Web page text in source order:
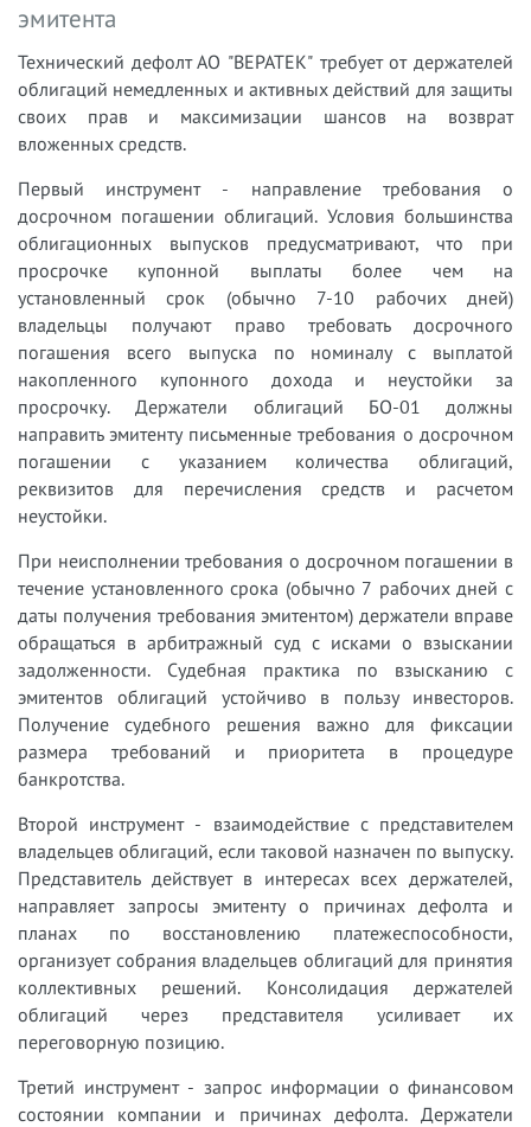
эмитента
Технический дефолт АО "ВЕРАТЕК" требует от держателей
облигаций немедленных и активных действий для защиты
своих прав и максимизации шансов на возврат
вложенных средств.
Первый инструмент - направление требования о
досрочном погашении облигаций. Условия большинства
облигационных выпусков предусматривают, что при
просрочке купонной выплаты более чем на
установленный срок (обычно 7-10 рабочих дней)
владельцы получают право требовать досрочного
погашения всего выпуска по номиналу с выплатой
накопленного купонного дохода и неустойки за
просрочку. Держатели облигаций БО-01 должны
направить эмитенту письменные требования о досрочном
погашении с указанием количества облигаций,
реквизитов для перечисления средств и расчетом
неустойки.
При неисполнении требования о досрочном погашении в
течение установленного срока (обычно 7 рабочих дней с
даты получения требования эмитентом) держатели вправе
обращаться в арбитражный суд с исками о взыскании
задолженности. Судебная практика по взысканию с
эмитентов облигаций устойчиво в пользу инвесторов.
Получение судебного решения важно для фиксации
размера требований и приоритета в процедуре
банкротства.
Второй инструмент - взаимодействие с представителем
владельцев облигаций, если таковой назначен по выпуску.
Представитель действует в интересах всех держателей,
направляет запросы эмитенту о причинах дефолта и
планах по восстановлению платежеспособности,
организует собрания владельцев облигаций для принятия
коллективных решений. Консолидация держателей
облигаций через представителя усиливает их
переговорную позицию.
Третий инструмент - запрос информации о финансовом
состоянии компании и причинах дефолта. Держатели